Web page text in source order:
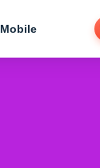
Mobile